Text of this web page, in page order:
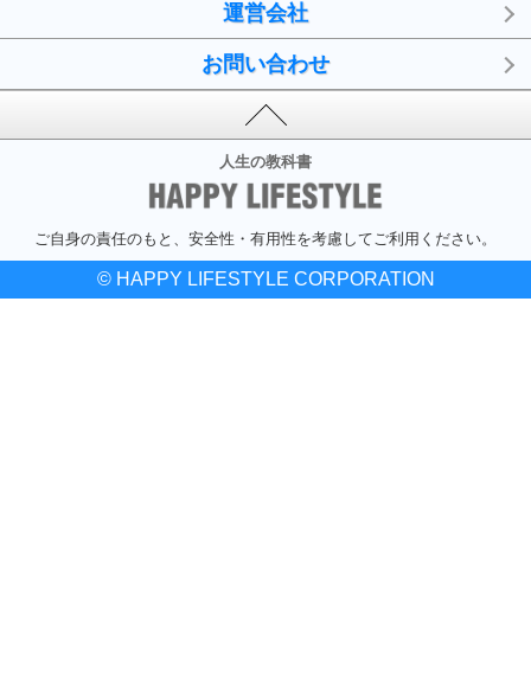
運営会社
お問い合わせ
人生の教科書
ご自身の責任のもと、安全性・有用性を考慮してご利用ください。
© HAPPY LIFESTYLE CORPORATION